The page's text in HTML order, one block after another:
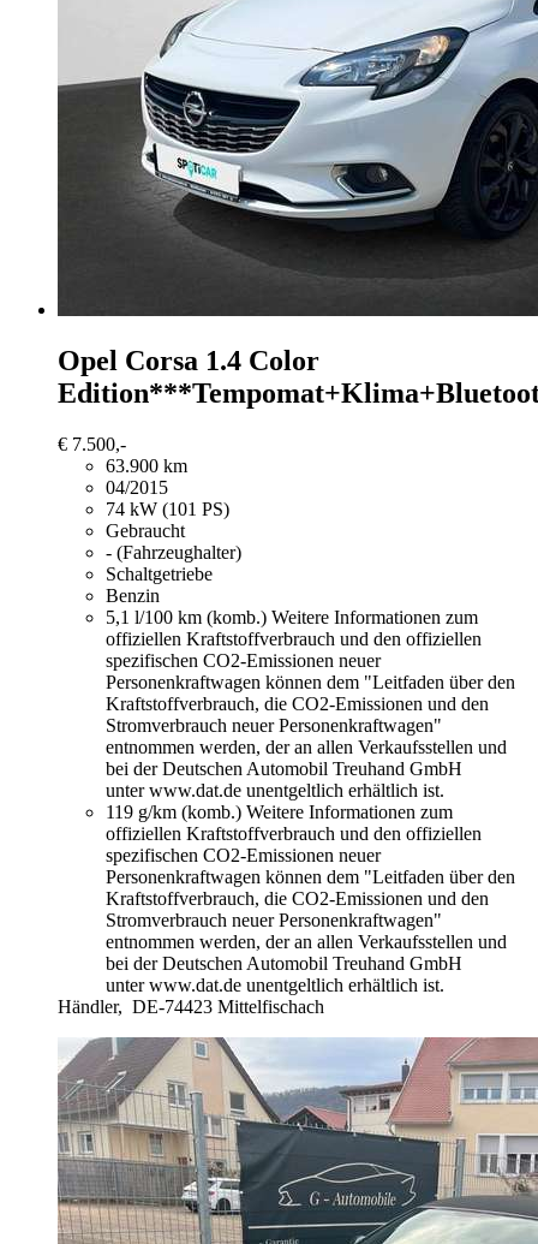
Opel Corsa 1.4 Color
€ 7.500,-
63.900 km
04/2015
74 kW (101 PS)
Gebraucht
- (Fahrzeughalter)
Schaltgetriebe
Benzin
5,1 l/100 km (komb.) Weitere Informationen zum
offiziellen Kraftstoffverbrauch und den offiziellen
spezifischen CO2-Emissionen neuer
Personenkraftwagen können dem "Leitfaden über den
Kraftstoffverbrauch, die CO2-Emissionen und den
Stromverbrauch neuer Personenkraftwagen"
entnommen werden, der an allen Verkaufsstellen und
bei der Deutschen Automobil Treuhand GmbH
unter www.dat.de unentgeltlich erhältlich ist.
119 g/km (komb.) Weitere Informationen zum
offiziellen Kraftstoffverbrauch und den offiziellen
spezifischen CO2-Emissionen neuer
Personenkraftwagen können dem "Leitfaden über den
Kraftstoffverbrauch, die CO2-Emissionen und den
Stromverbrauch neuer Personenkraftwagen"
entnommen werden, der an allen Verkaufsstellen und
bei der Deutschen Automobil Treuhand GmbH
unter www.dat.de unentgeltlich erhältlich ist.
Händler, DE-74423 Mittelfischach